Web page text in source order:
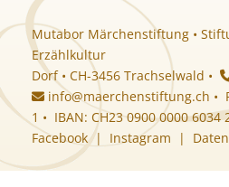
Mutabor Märchenstiftung •
Erzählkultur
Dorf • CH-3456 Trachselwald •
info@maerchenstiftung.ch •
1 • IBAN: CH23 0900 0000 6034
Facebook| Instagram |